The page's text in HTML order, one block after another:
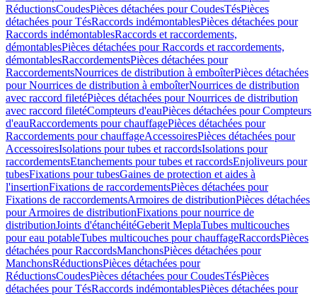
RéductionsCoudesPièces détachées pour CoudesTésPièces
détachées pour TésRaccords indémontablesPièces détachées pour
Raccords indémontablesRaccords et raccordements,
démontablesPièces détachées pour Raccords et raccordements,
démontablesRaccordementsPièces détachées pour
RaccordementsNourrices de distribution à emboîterPièces détachées
pour Nourrices de distribution à emboîterNourrices de distribution
avec raccord filetéPièces détachées pour Nourrices de distribution
avec raccord filetéCompteurs d'eauPièces détachées pour Compteurs
d'eauRaccordements pour chauffagePièces détachées pour
Raccordements pour chauffageAccessoiresPièces détachées pour
AccessoiresIsolations pour tubes et raccordsIsolations pour
raccordementsEtanchements pour tubes et raccordsEnjoliveurs pour
tubesFixations pour tubesGaines de protection et aides à
l'insertionFixations de raccordementsPièces détachées pour
Fixations de raccordementsArmoires de distributionPièces détachées
pour Armoires de distributionFixations pour nourrice de
distributionJoints d'étanchéitéGeberit MeplaTubes multicouches
pour eau potableTubes multicouches pour chauffageRaccordsPièces
détachées pour RaccordsManchonsPièces détachées pour
ManchonsRéductionsPièces détachées pour
RéductionsCoudesPièces détachées pour CoudesTésPièces
détachées pour TésRaccords indémontablesPièces détachées pour